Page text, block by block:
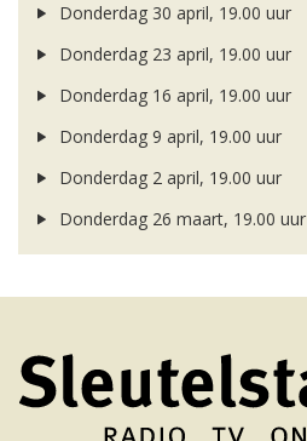
Donderdag 30 april, 19.00 uur
Donderdag 23 april, 19.00 uur
Donderdag 16 april, 19.00 uur
Donderdag 9 april, 19.00 uur
Donderdag 2 april, 19.00 uur
Donderdag 26 maart, 19.00 uur